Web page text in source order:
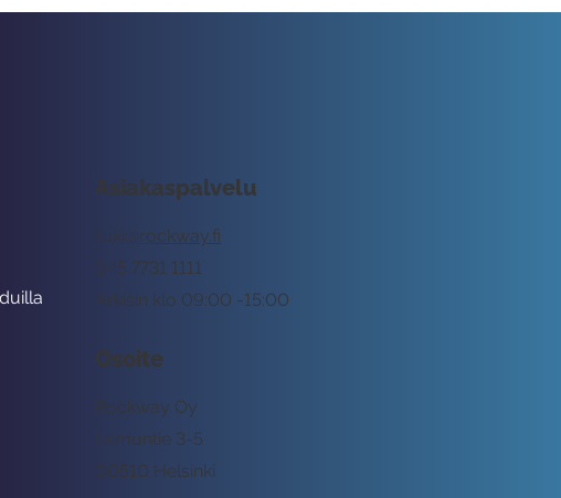
Asiakaspalvelu
tuki@rockway.fi
Arkisin klo 09:00 -15:00
045 7731 1111
Osoite
Rockway Oy
Lemuntie 3-5
00510 Helsinki